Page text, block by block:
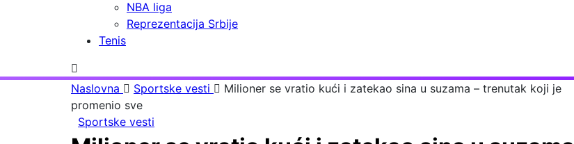
NBA liga
Reprezentacija Srbije
Tenis
Naslovna Sportske vesti
Milioner se vratio kući i zatekao sina u suzama – trenutak koji je
promenio sve
Sportske vesti